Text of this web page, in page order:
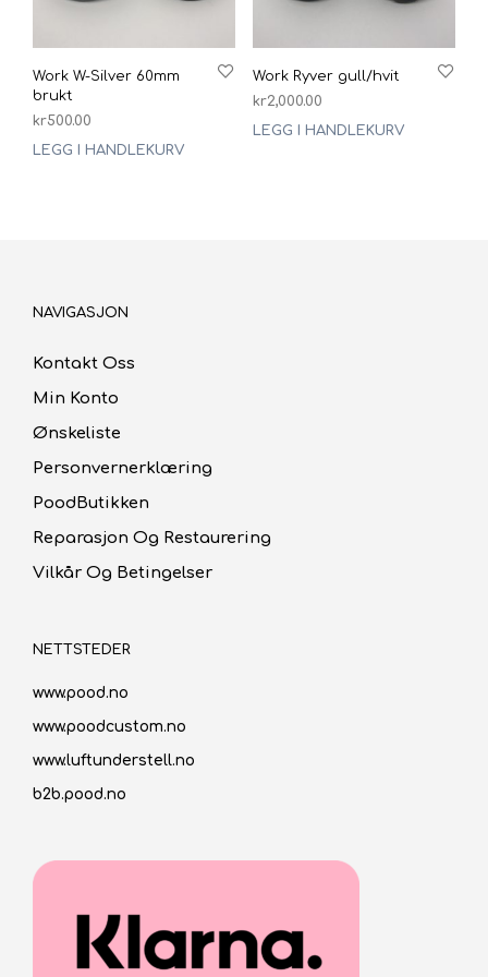
Work W-Silver 60mm
brukt
kr500.00
LEGG I HANDLEKURV
Work Ryver gull/hvit
kr2,000.00
LEGG I HANDLEKURV
NAVIGASJON
Kontakt Oss
Min Konto
Ønskeliste
Personvernerklæring
PoodButikken
Reparasjon Og Restaurering
Vilkår Og Betingelser
NETTSTEDER
www.pood.no
www.poodcustom.no
www.luftunderstell.no
b2b.pood.no